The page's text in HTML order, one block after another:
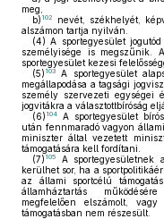
meg,
b) 102
nevét, székhelyét,
alszámon tartja nyilván.
(4) A sportegyesület
személyisége is megszűnik.
sportegyesület kezesi
(5) 103
A sportegyesület
megállapodása a tagsági
személy szervezeti egységei
jogvitákra a választottbíróság
(6) 104
A sportegyesület
után fennmaradó vagyon
miniszter által vezetett
támogatására kell fordítani.
(7) 105
A sportegyesületnek
kerülhet sor, ha a
az állami sportcélú
államháztartás
megfelelően elszámolt,
támogatásban nem részesült.